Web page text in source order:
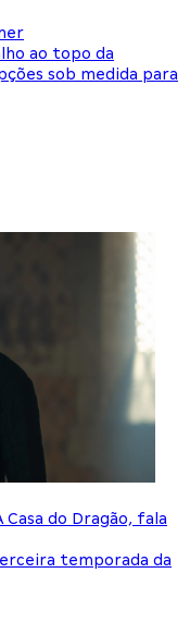
ao topo da
sob medida para
do Dragão, fala
temporada da